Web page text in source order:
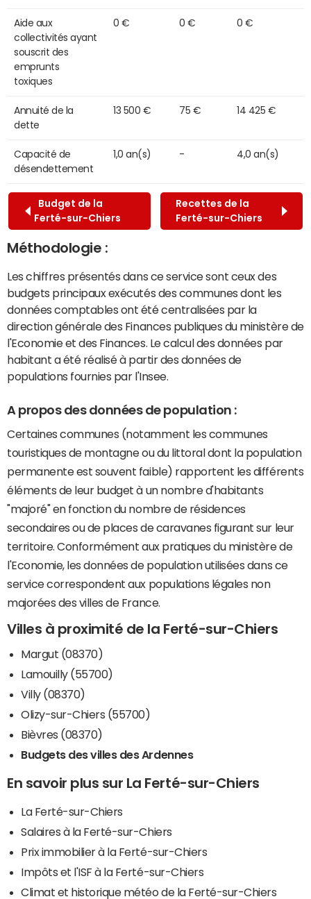
Aide aux
collectivités ayant
souscrit des
emprunts
toxiques
0 € 0 € 0 €
Annuité de la
dette
13 500 € 75 € 14 425 €
Capacité de
désendettement
1,0 an(s) - 4,0 an(s)
Budget de la
Ferté-sur-Chiers
Recettes de la
Ferté-sur-Chiers
Méthodologie :
Les chiffres présentés dans ce service sont ceux des
budgets principaux exécutés des communes dont les
données comptables ont été centralisées par la
direction générale des Finances publiques du ministère de
l'Economie et des Finances. Le calcul des données par
habitant a été réalisé à partir des données de
populations fournies par l'Insee.
A propos des données de population :
Certaines communes (notamment les communes
touristiques de montagne ou du littoral dont la population
permanente est souvent faible) rapportent les différents
éléments de leur budget à un nombre d'habitants
"majoré" en fonction du nombre de résidences
secondaires ou de places de caravanes figurant sur leur
territoire. Conformément aux pratiques du ministère de
l'Economie, les données de population utilisées dans ce
service correspondent aux populations légales non
majorées des villes de France.
Villes à proximité de la Ferté-sur-Chiers
Margut (08370)
Lamouilly (55700)
Villy (08370)
Olizy-sur-Chiers (55700)
Bièvres (08370)
Budgets des villes des Ardennes
En savoir plus sur La Ferté-sur-Chiers
La Ferté-sur-Chiers
Salaires à la Ferté-sur-Chiers
Prix immobilier à la Ferté-sur-Chiers
Impôts et l'ISF à la Ferté-sur-Chiers
Climat et historique météo de la Ferté-sur-Chiers